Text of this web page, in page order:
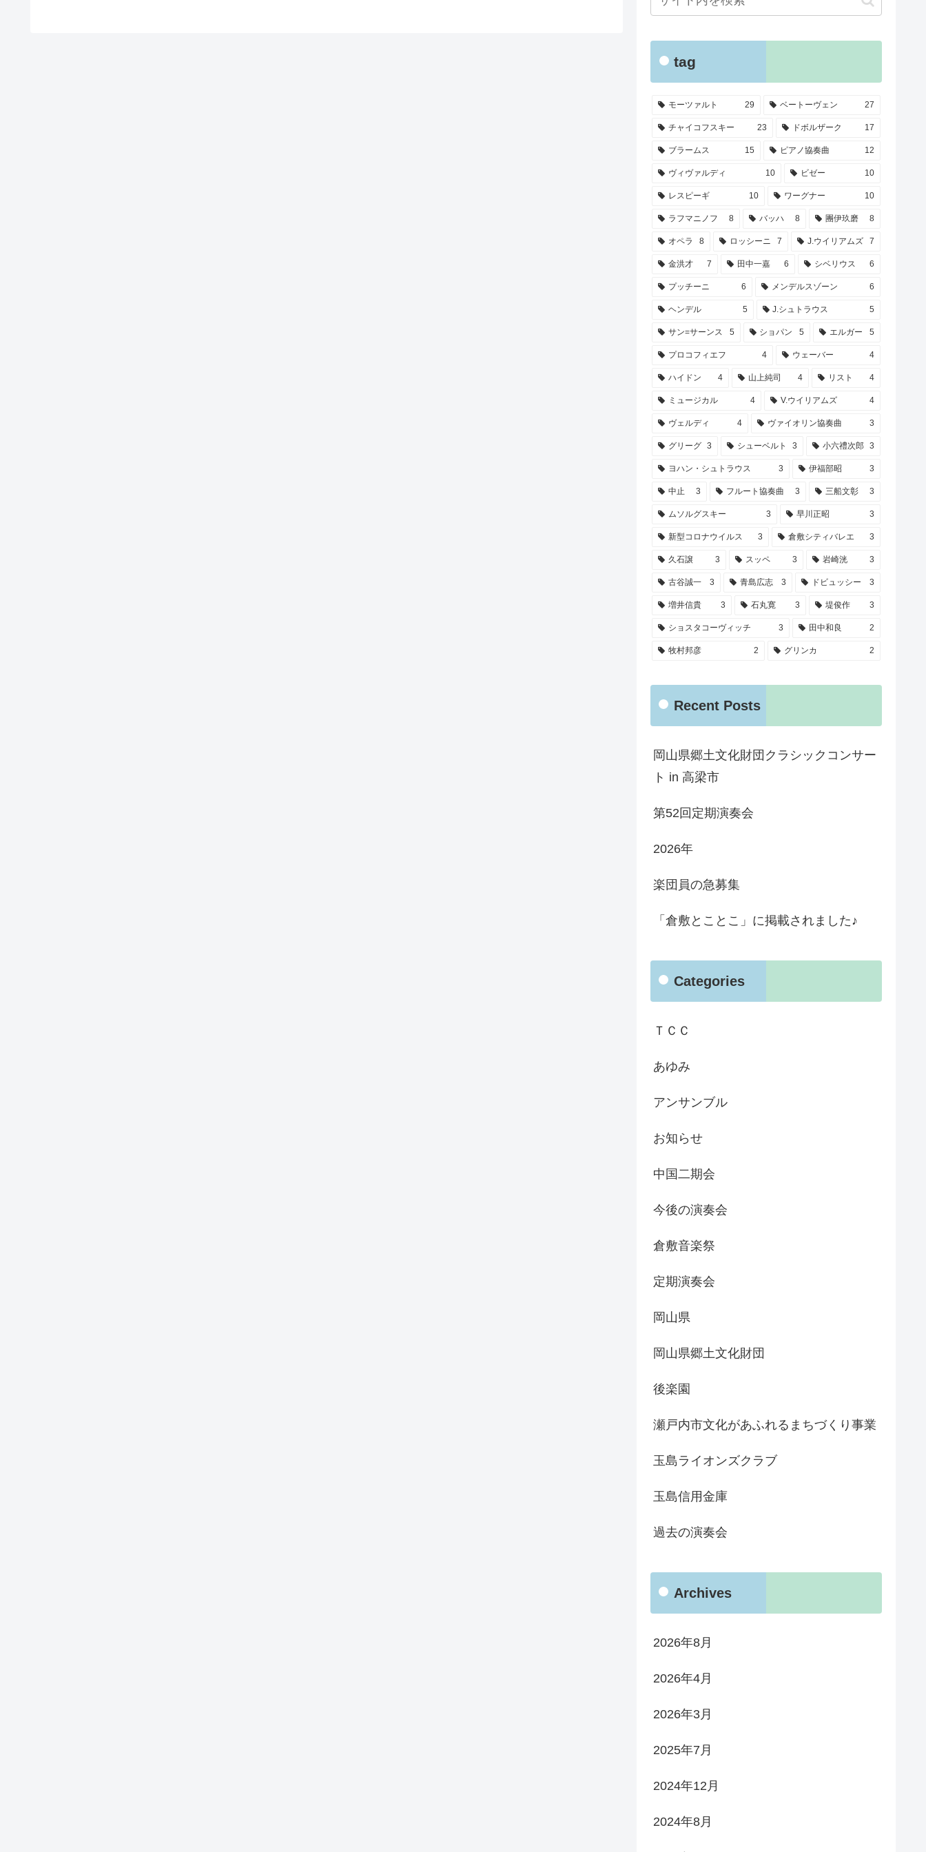
tag
モーツァルト 29 ベートーヴェン 27
チャイコフスキー 23 ドボルザーク 17
ブラームス 15 ピアノ協奏曲 12
ヴィヴァルディ 10 ビゼー 10
レスピーギ 10 ワーグナー 10
ラフマニノフ 8 バッハ 8 團伊玖磨 8
オペラ 8 ロッシーニ 7 J.ウイリアムズ 7
金洪才 7 田中一嘉 6 シベリウス 6
プッチーニ 6 メンデルスゾーン 6
ヘンデル 5 J.シュトラウス 5
サン=サーンス 5 ショパン 5 エルガー 5
プロコフィエフ 4 ウェーバー 4
ハイドン 4 山上純司 4 リスト 4
ミュージカル 4 V.ウイリアムズ 4
ヴェルディ 4 ヴァイオリン協奏曲 3
グリーグ 3 シューベルト 3 小六禮次郎 3
ヨハン・シュトラウス 3 伊福部昭 3
中止 3 フルート協奏曲 3 三船文彰 3
ムソルグスキー 3 早川正昭 3
新型コロナウイルス 3 倉敷シティバレエ 3
久石譲 3 スッペ 3 岩崎洸 3
古谷誠一 3 青島広志 3 ドビュッシー 3
増井信貴 3 石丸寛 3 堤俊作 3
ショスタコーヴィッチ 3 田中和良 2
牧村邦彦 2 グリンカ 2
Recent Posts
岡山県郷土文化財団クラシックコンサー
ト in 高梁市
第52回定期演奏会
2026年
楽団員の急募集
「倉敷とことこ」に掲載されました♪
Categories
ＴＣＣ
あゆみ
アンサンブル
お知らせ
中国二期会
今後の演奏会
倉敷音楽祭
定期演奏会
岡山県
岡山県郷土文化財団
後楽園
瀬戸内市文化があふれるまちづくり事業
玉島ライオンズクラブ
玉島信用金庫
過去の演奏会
Archives
2026年8月
2026年4月
2026年3月
2025年7月
2024年12月
2024年8月